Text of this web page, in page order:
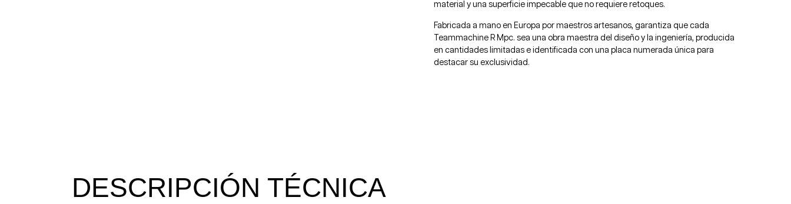
material y una superficie impecable que no requiere retoques.
Fabricada a mano en Europa por maestros artesanos, garantiza que cada
Teammachine R Mpc. sea una obra maestra del diseño y la ingeniería, producida
en cantidades limitadas e identificada con una placa numerada única para
destacar su exclusividad.
DESCRIPCIÓN TÉCNICA